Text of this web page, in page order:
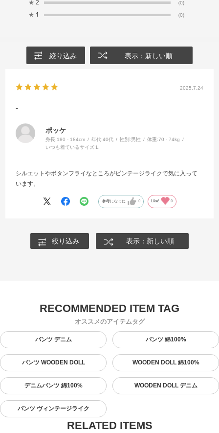
★ 2 (0)
★ 1 (0)
絞り込み 表示：新しい順
2025.7.24
-
ポッケ
身長:180 - 184cm 年代:40代 性別:男性 体重:70 - 74kg
いつも着ているサイズ:L
シルエットやボタンフライなところがビンテージライクで気に入って
います。
参考になった 0 Like! 0
絞り込み 表示：新しい順
オススメのアイテムタグ
パンツ デニム パンツ 綿100%
パンツ WOODEN DOLL WOODEN DOLL 綿100%
デニムパンツ 綿100% WOODEN DOLL デニム
パンツ ヴィンテージライク